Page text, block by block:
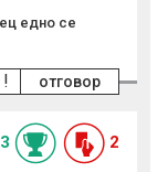
едно се
отговор
!
3 2